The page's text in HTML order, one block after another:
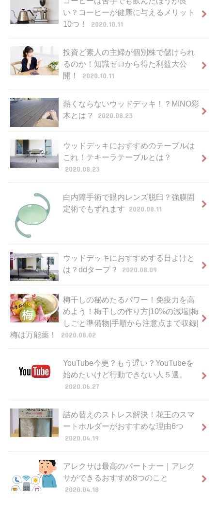
い？コーヒーが健康に与えるメリット
10つ！
2020.10.11
投資ど素人の主婦が個別株で儲けられ
るのか！知識ゼロから得た利益大公
開！
2020.10.11
熱くならないウッドデッキ！？MINO彩
木とは？
2020.08.23
ウッドデッキにおすすめのテーブルは
これ！テキーラテーブルとは？
2020.08.23
白内障手術で眼内レンズ脱臼？強膜固
定術でもずれます 2020.08.11
ウッドデッキにおすすめする日よけと
は？ddタープ？
2020.08.09
梅干しの秘めたるパワー！免疫力を高
めよう！梅干しの作り方|10%の減塩|梅
しごと準備物|手順から注意点まで収録|
梅は万能薬！
2020.08.02
YouTube今更？もう遅い？YouTubeを
始めたいけど行動できない人５選。
2020.06.27
詰め替えのストレス解決！花王のスマ
ートホルダーがおすすめな理由6つ
2020.04.19
アレクサは最高のパートナー｜アレク
サができるおすすめ8つのこと
2020.04.18